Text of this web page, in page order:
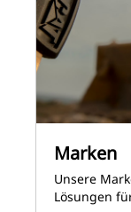
Marken
Unsere
Lösungen